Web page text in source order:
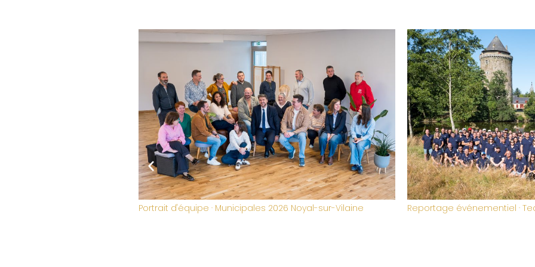
Reportage événementiel · Team building ADEOS Groupe Portrait d'équipe ·